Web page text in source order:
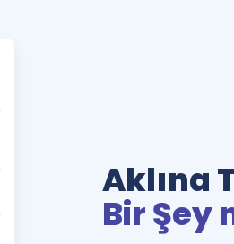
Aklına
Bir Şey